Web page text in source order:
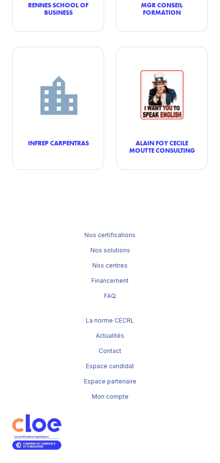
RENNES SCHOOL OF
BUSINESS
MGR CONSEIL
FORMATION
INFREP CARPENTRAS
ALAIN FOY CECILE
MOUTTE CONSULTING
Nos certifications
Nos solutions
Nos centres
Financement
FAQ
La norme CECRL
Actualités
Contact
Espace candidat
Espace partenaire
Mon compte